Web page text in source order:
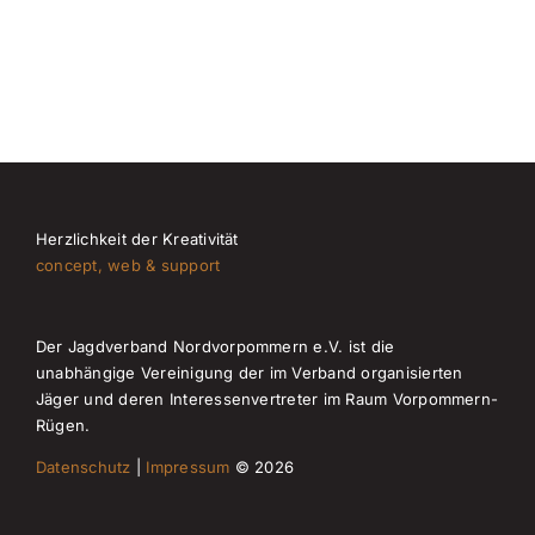
Herzlichkeit der Kreativität
concept, web & support
Der Jagdverband Nordvorpommern e.V. ist die
unabhängige Vereinigung der im Verband organisierten
Jäger und deren Interessenvertreter im Raum Vorpommern-
Rügen.
Datenschutz Impressum © 2026